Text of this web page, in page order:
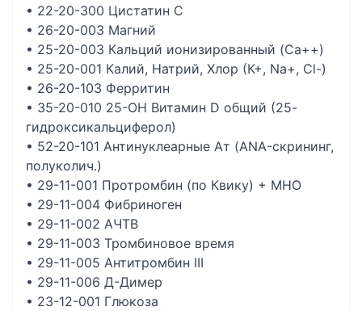
• 22-20-300 Цистатин C
• 26-20-003 Магний
• 25-20-003 Кальций ионизированный (Ca++)
• 25-20-001 Калий, Натрий, Хлор (К+, Na+, Cl-)
• 26-20-103 Ферритин
• 35-20-010 25-OH Витамин D общий (25-
гидроксикальциферол)
• 52-20-101 Антинуклеарные Ат (ANA-скрининг,
полуколич.)
• 29-11-001 Протромбин (по Квику) + МНО
• 29-11-004 Фибриноген
• 29-11-002 АЧТВ
• 29-11-003 Тромбиновое время
• 29-11-005 Антитромбин III
• 29-11-006 Д-Димер
• 23-12-001 Глюкоза